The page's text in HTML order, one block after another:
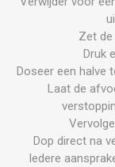
Zet
Druk
Doseer een halve
Laat de
Dop direct na
Iedere